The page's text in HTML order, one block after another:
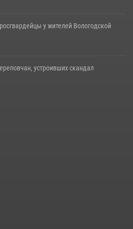
у жителей Вологодской
устроивших скандал